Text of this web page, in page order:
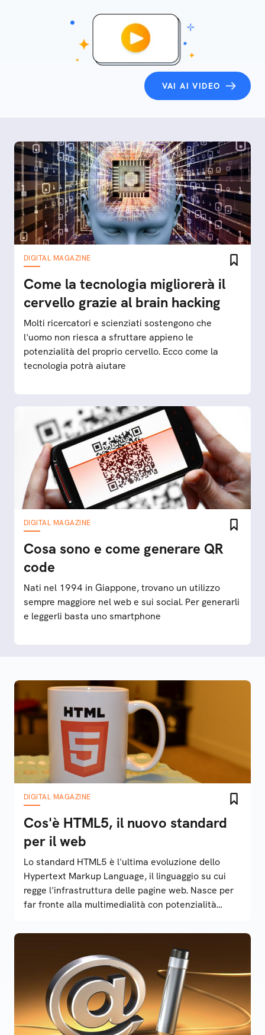
VAI AI VIDEO
DIGITAL MAGAZINE
Come la tecnologia migliorerà il
cervello grazie al brain hacking
Molti ricercatori e scienziati sostengono che
l'uomo non riesca a sfruttare appieno le
potenzialità del proprio cervello. Ecco come la
tecnologia potrà aiutare
DIGITAL MAGAZINE
Cosa sono e come generare QR
code
Nati nel 1994 in Giappone, trovano un utilizzo
sempre maggiore nel web e sui social. Per generarli
e leggerli basta uno smartphone
DIGITAL MAGAZINE
Cos'è HTML5, il nuovo standard
per il web
Lo standard HTML5 è l'ultima evoluzione dello
Hypertext Markup Language, il linguaggio su cui
regge l'infrastruttura delle pagine web. Nasce per
far fronte alla multimedialità con potenzialità